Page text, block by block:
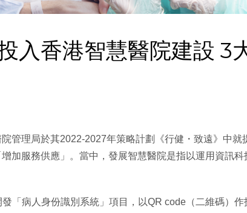
入香港智慧醫院建設 3
管理局於其2022-2027年策略計劃《行健・致遠》中就
加服務供應」。當中，發展智慧醫院是指以運用資訊科
「病人身份識別系統」項目，以QR code（二維碼）作